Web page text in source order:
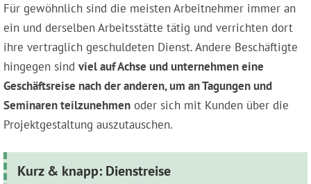
Für gewöhnlich sind die meisten Arbeitnehmer immer an
ein und derselben Arbeitsstätte tätig und verrichten dort
ihre vertraglich geschuldeten Dienst. Andere Beschäftigte
hingegen sind viel auf Achse und unternehmen eine
Geschäftsreise nach der anderen, um an Tagungen und
Seminaren teilzunehmen oder sich mit Kunden über die
Projektgestaltung auszutauschen.
Kurz & knapp: Dienstreise